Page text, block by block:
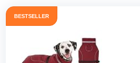
BESTSELLER